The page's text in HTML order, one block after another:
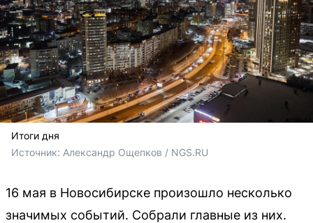
Итоги дня
Источник: Александр Ощепков / NGS.RU
16 мая в Новосибирске произошло несколько
значимых событий. Собрали главные из них.